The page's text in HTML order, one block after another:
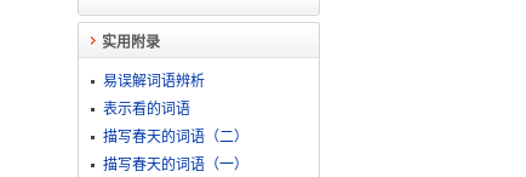
实用附录
易误解词语辨析
表示看的词语
描写春天的词语（二）
描写春天的词语（一）